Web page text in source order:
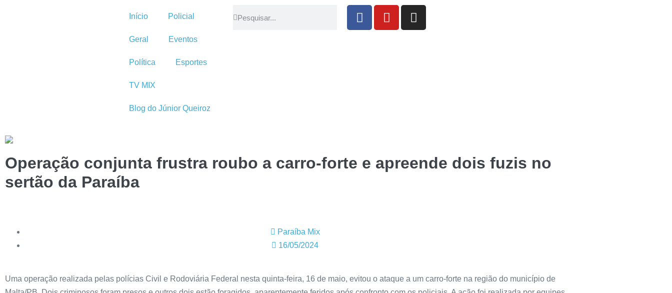
Início Policial
Geral Eventos
Política Esportes
TV MIX
Blog do Júnior Queiroz
Operação conjunta frustra roubo a carro-forte e apreende dois fuzis no
sertão da Paraíba
Paraíba Mix
16/05/2024
Uma operação realizada pelas polícias Civil e Rodoviária Federal nesta quinta-feira, 16 de maio, evitou o ataque a um carro-forte na região do município de